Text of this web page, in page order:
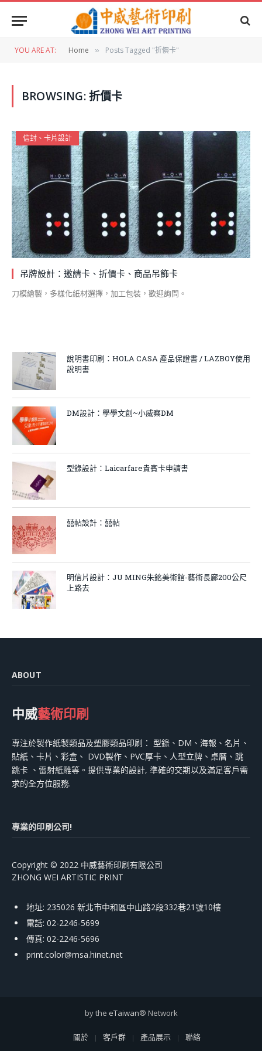
YOU ARE AT: Home » Posts Tagged "折價卡"
BROWSING:折價卡
信封、卡片設計
吊牌設計：邀請卡、折價卡、商品吊飾卡
刀模繪製，多樣化紙材選擇，加工包裝，歡迎詢問。
說明書印刷：HOLA CASA 產品保證書 / LAZBOY使用
說明書
DM設計：學學文創~小威察DM
型錄設計：Laicarfare貴賓卡申請書
囍帖設計：囍帖
明信片設計：JU MING朱銘美術館-藝術長廊200公尺
上路去
ABOUT
中威藝術印刷
專注於製作紙製類品及塑膠類品印刷： 型錄、DM、海報、名片、
貼紙、卡片、彩盒、 DVD製作、PVC厚卡、人型立牌、桌曆、跳
跳卡 、雷射紙雕等。提供專業的設計, 準確的交期以及滿足客戶需
求的全方位服務.
專業的印刷公司!
Copyright © 2022 中威藝術印刷有限公司
ZHONG WEI ARTISTIC PRINT
地址: 235026 新北市中和區中山路2段332巷21號10樓
電話: 02-2246-5699
傳真: 02-2246-5696
print.color@msa.hinet.net
by the eTaiwan® Network
關於 客戶群 產品展示 聯絡